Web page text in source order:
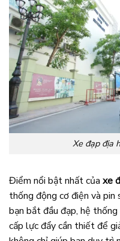
Xe đạp địa
Điểm nổi bật nhất của xe
thống động cơ điện và pin
bạn bắt đầu đạp, hệ
cấp lực đẩy cần thiết để